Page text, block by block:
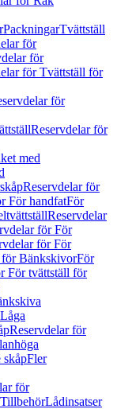
PackningarTvättställ
för
för
för Tvättställ för
för
Reservdelar för
med
Reservdelar för
För handfatFör
Reservdelar
för För
för För
för BänkskivorFör
För tvättställ för
Låga
Reservdelar för
skåpFler
för
Lådinsatser